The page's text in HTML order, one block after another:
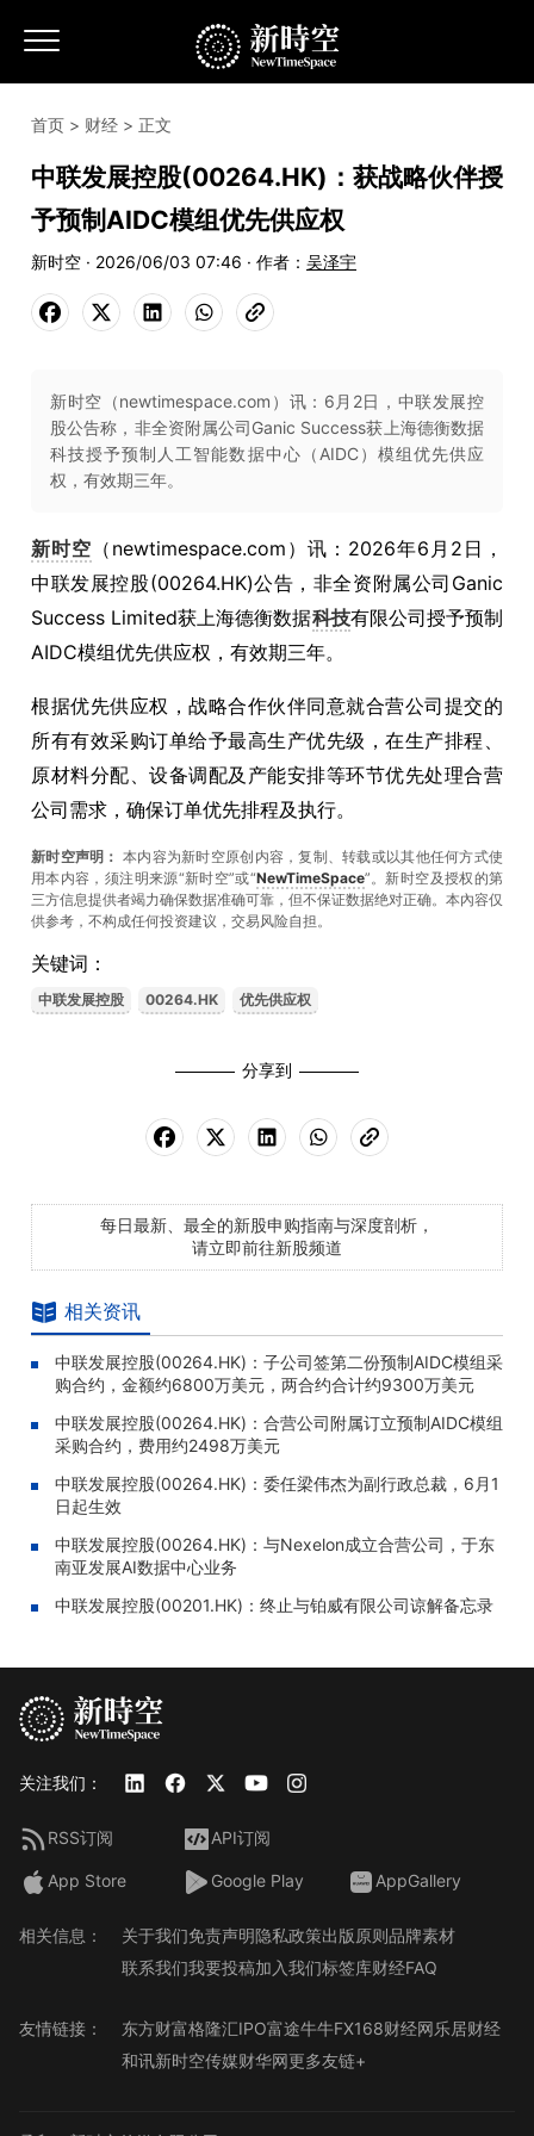
首页 > 财经 > 正文
中联发展控股(00264.HK)：获战略伙伴授
予预制AIDC模组优先供应权
新时空 · 2026/06/03 07:46 · 作者： 吴泽宇
新时空（newtimespace.com）讯：6月2日，中联发展控
股公告称，非全资附属公司Ganic Success获上海德衡数据
科技授予预制人工智能数据中心（AIDC）模组优先供应
权，有效期三年。
新时空 （newtimespace.com）讯：2026年6月2日，
中联发展控股(00264.HK)公告，非全资附属公司Ganic
Success Limited获上海德衡数据科技有限公司授予预制
AIDC模组优先供应权，有效期三年。
根据优先供应权，战略合作伙伴同意就合营公司提交的
所有有效采购订单给予最高生产优先级，在生产排程、
原材料分配、设备调配及产能安排等环节优先处理合营
公司需求，确保订单优先排程及执行。
新时空声明： 本内容为新时空原创内容，复制、转载或以其他任何方式使
用本内容，须注明来源“新时空”或“NewTimeSpace”。新时空及授权的第
三方信息提供者竭力确保数据准确可靠，但不保证数据绝对正确。本內容仅
供参考，不构成任何投资建议，交易风险自担。
关键词：
中联发展控股 00264.HK 优先供应权
分享到
每日最新、最全的新股申购指南与深度剖析，
请立即前往新股频道
相关资讯
中联发展控股(00264.HK)：子公司签第二份预制AIDC模组采
购合约，金额约6800万美元，两合约合计约9300万美元
中联发展控股(00264.HK)：合营公司附属订立预制AIDC模组
采购合约，费用约2498万美元
中联发展控股(00264.HK)：委任梁伟杰为副行政总裁，6月1
日起生效
中联发展控股(00264.HK)：与Nexelon成立合营公司，于东
南亚发展AI数据中心业务
中联发展控股(00201.HK)：终止与铂威有限公司谅解备忘录
关注我们：
RSS订阅 API订阅
App Store Google Play AppGallery
相关信息： 关于我们免责声明隐私政策出版原则品牌素材
联系我们我要投稿加入我们标签库财经FAQ
友情链接： 东方财富格隆汇IPO富途牛牛FX168财经网乐居财经
和讯新时空传媒财华网更多友链+